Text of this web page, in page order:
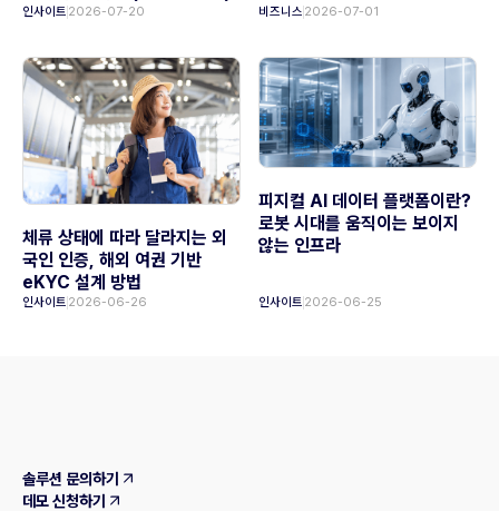
인사이트 2026-07-20 비즈니스 2026-07-01
체류 상태에 따라 달라지는 외
국인 인증, 해외 여권 기반
eKYC 설계 방법
인사이트 2026-06-26
피지컬 AI 데이터 플랫폼이란?
로봇 시대를 움직이는 보이지
않는 인프라
인사이트 2026-06-25
솔루션 문의하기
데모 신청하기